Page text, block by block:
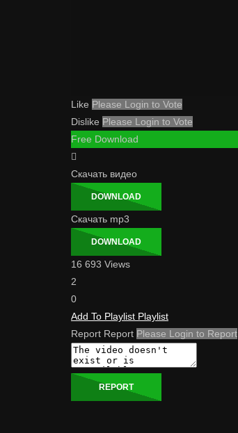
Like Please Login to Vote
Dislike Please Login to Vote
Free Download
Скачать видео
DOWNLOAD
Скачать mp3
DOWNLOAD
16 693 Views
2
0
Add To Playlist Playlist
Report Report Please Login to Report
REPORT